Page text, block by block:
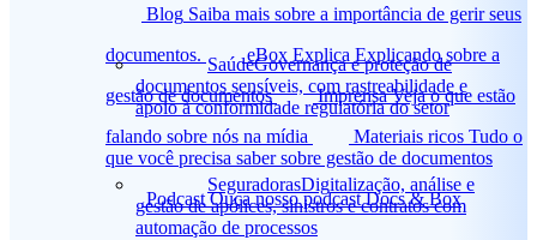
SaúdeGovernança e proteção de
documentos sensíveis, com rastreabilidade e
apoio à conformidade regulatória do setor
SeguradorasDigitalização, análise e
gestão de apólices, sinistros e contratos com
automação de processos
Blog Saiba mais sobre a importância de gerir seus
documentos.
eBox Explica Explicando sobre a
gestão de documentos
Imprensa Veja o que estão
falando sobre nós na mídia
Materiais ricos Tudo o
que você precisa saber sobre gestão de documentos
Podcast Ouça nosso podcast Docs & Box